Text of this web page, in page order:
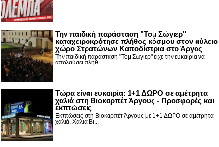
Την παιδική παράσταση "Τομ Σώγιερ"
καταχειροκρότησε πλήθος κόσμου στον αύλειο
χώρο Στρατώνων Καποδίστρια στο Άργος
Την παιδική παράσταση "Τομ Σώγιερ" είχε την ευκαιρία να
απολαύσει πλήθ...
Τώρα είναι ευκαιρία: 1+1 ΔΩΡΟ σε αμέτρητα
χαλιά στη Βιοκαρπέτ Άργους - Προσφορές και
εκπτώσεις
Εκπτώσεις στη Βιοκαρπέτ Άργους με 1+1 ΔΩΡΟ σε αμέτρητα
χαλιά. Χαλιά Βι...